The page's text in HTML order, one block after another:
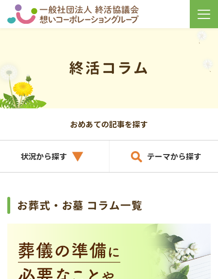
終活コラム
おめあての記事を探す
状況から探す テーマから探す
お葬式・お墓 コラム一覧